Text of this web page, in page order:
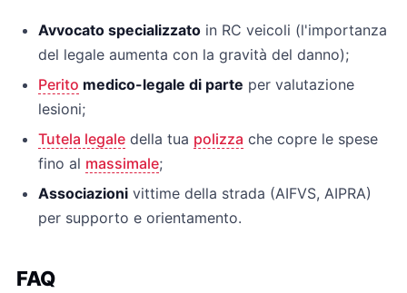
Avvocato specializzato in RC veicoli (l'importanza
del legale aumenta con la gravità del danno);
Perito medico-legale di parte per valutazione
lesioni;
Tutela legale della tua polizza che copre le spese
fino al massimale;
Associazioni vittime della strada (AIFVS, AIPRA)
per supporto e orientamento.
FAQ